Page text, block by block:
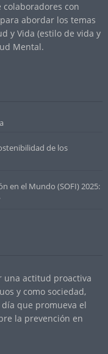
con
abordar los temas
y Vida (estilo de vida y
Mental.
de los
en el Mundo (SOFI) 2025:
actitud proactiva
y como sociedad,
que promueva el
la prevención en